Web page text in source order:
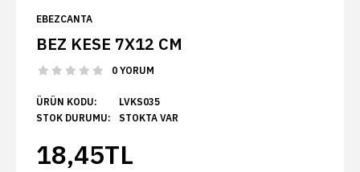
EBEZCANTA
BEZ KESE 7X12 CM
0 YORUM
ÜRÜN KODU:
STOK DURUMU:
LVKS035
STOKTA VAR
18,45TL